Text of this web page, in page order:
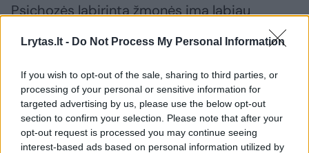
Lrytas.lt - Do Not Process My Personal Information
If you wish to opt-out of the sale, sharing to third parties, or
processing of your personal or sensitive information for
targeted advertising by us, please use the below opt-out
section to confirm your selection. Please note that after your
opt-out request is processed you may continue seeing
interest-based ads based on personal information utilized by
Psichozės labirintą žmonės ima labiau
suprasti, kokias kančias patiria sergantieji“, –
sakė M. Marcinkevičius.
Priminė tai, kad keliuose mažiau žūsta
žmonių